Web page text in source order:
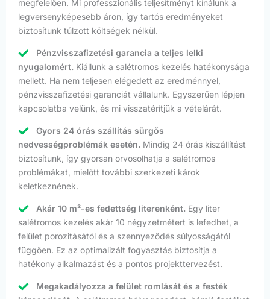
megfelelően. Mi professzionális teljesítményt kínálunk a
legversenyképesebb áron, így tartós eredményeket
biztosítunk túlzott költségek nélkül.
Pénzvisszafizetési garancia a teljes lelki
nyugalomért. Kiállunk a salétromos kezelés hatékonysága
mellett. Ha nem teljesen elégedett az eredménnyel,
pénzvisszafizetési garanciát vállalunk. Egyszerűen lépjen
kapcsolatba velünk, és mi visszatérítjük a vételárát.
Gyors 24 órás szállítás sürgős
nedvességproblémák esetén. Mindig 24 órás kiszállítást
biztosítunk, így gyorsan orvosolhatja a salétromos
problémákat, mielőtt további szerkezeti károk
keletkeznének.
Akár 10 m²-es fedettség literenként. Egy liter
salétromos kezelés akár 10 négyzetmétert is lefedhet, a
felület porozitásától és a szennyeződés súlyosságától
függően. Ez az optimalizált fogyasztás biztosítja a
hatékony alkalmazást és a pontos projekttervezést.
Megakadályozza a felület romlását és a festék